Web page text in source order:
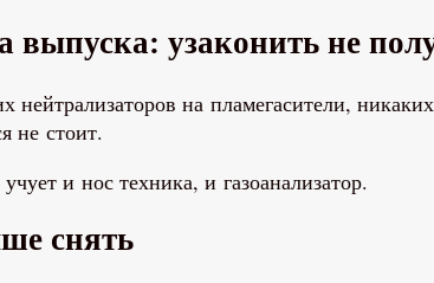
выпуска: узаконить не
нейтрализаторов на пламегасители,
не стоит.
и нос техника, и газоанализатор.
снять